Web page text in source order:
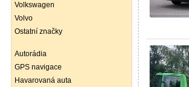
Volkswagen
Volvo
Ostatní značky
Autorádia
GPS navigace
Havarovaná auta